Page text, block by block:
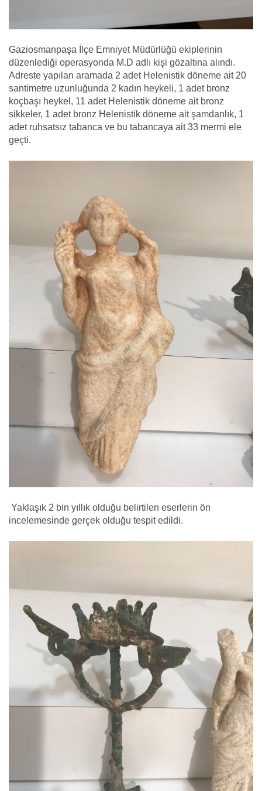
Gaziosmanpaşa İlçe Emniyet Müdürlüğü ekiplerinin
düzenlediği operasyonda M.D adlı kişi gözaltına alındı.
Adreste yapılan aramada 2 adet Helenistik döneme ait 20
santimetre uzunluğunda 2 kadın heykeli, 1 adet bronz
koçbaşı heykel, 11 adet Helenistik döneme ait bronz
sikkeler, 1 adet bronz Helenistik döneme ait şamdanlık, 1
adet ruhsatsız tabanca ve bu tabancaya ait 33 mermi ele
geçti.
Yaklaşık 2 bin yıllık olduğu belirtilen eserlerin ön
incelemesinde gerçek olduğu tespit edildi.